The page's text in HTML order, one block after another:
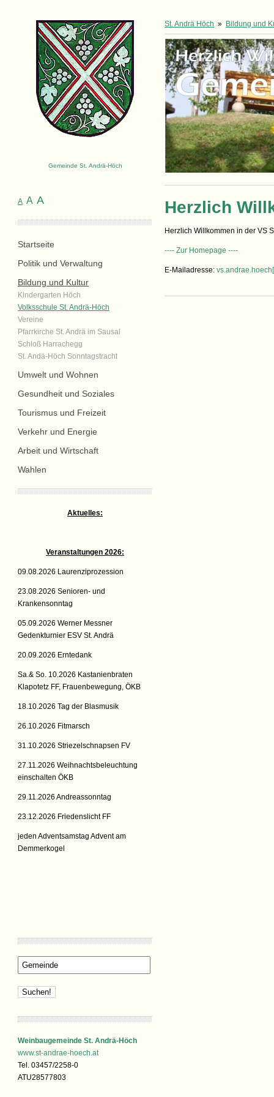
Gemeinde St. Andrä-Höch
A A A
Startseite
Politik und Verwaltung
Bildung und Kultur
Kindergarten Höch
Volksschule St. Andrä-Höch
Vereine
Pfarrkirche St. Andrä im Sausal
Schloß Harrachegg
St. Andä-Höch Sonntagstracht
Umwelt und Wohnen
Gesundheit und Soziales
Tourismus und Freizeit
Verkehr und Energie
Arbeit und Wirtschaft
Wahlen
Aktuelles:
Veranstaltungen 2026:
09.08.2026 Laurenziprozession
23.08.2026 Senioren- und
Krankensonntag
05.09.2026 Werner Messner
Gedenkturnier ESV St. Andrä
20.09.2026 Erntedank
Sa.& So. 10.2026 Kastanienbraten
Klapotetz FF, Frauenbewegung, ÖKB
18.10.2026 Tag der Blasmusik
26.10.2026 Fitmarsch
31.10.2026 Striezelschnapsen FV
27.11.2026 Weihnachtsbeleuchtung
einschalten ÖKB
29.11.2026 Andreassonntag
23.12.2026 Friedenslicht FF
jeden Adventsamstag Advent am
Demmerkogel
Weinbaugemeinde St. Andrä-Höch
www.st-andrae-hoech.at
Tel. 03457/2258-0
ATU28577803
St. Andrä Höch » Bildung und
Herzlich
Herzlich Willkommen in der VS
---- Zur Homepage ----
E-Mailadresse: